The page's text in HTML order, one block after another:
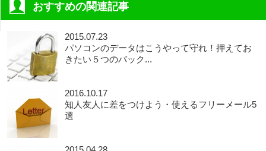
おすすめの関連記事
2015.07.23
パソコンのデータはこうやって守れ！押えてお
きたい５つのバック...
2016.10.17
知人友人に差をつけよう・使えるフリーメール5
選